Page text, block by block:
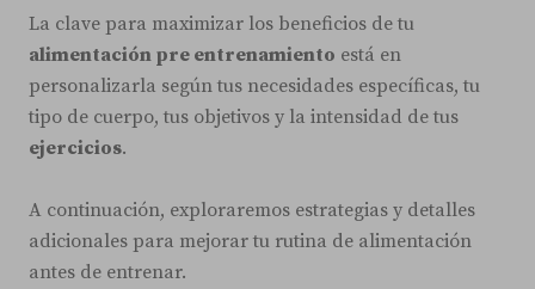
La clave para maximizar los beneficios de tu
alimentación pre entrenamiento está en
personalizarla según tus necesidades específicas, tu
tipo de cuerpo, tus objetivos y la intensidad de tus
ejercicios.
A continuación, exploraremos estrategias y detalles
adicionales para mejorar tu rutina de alimentación
antes de entrenar.